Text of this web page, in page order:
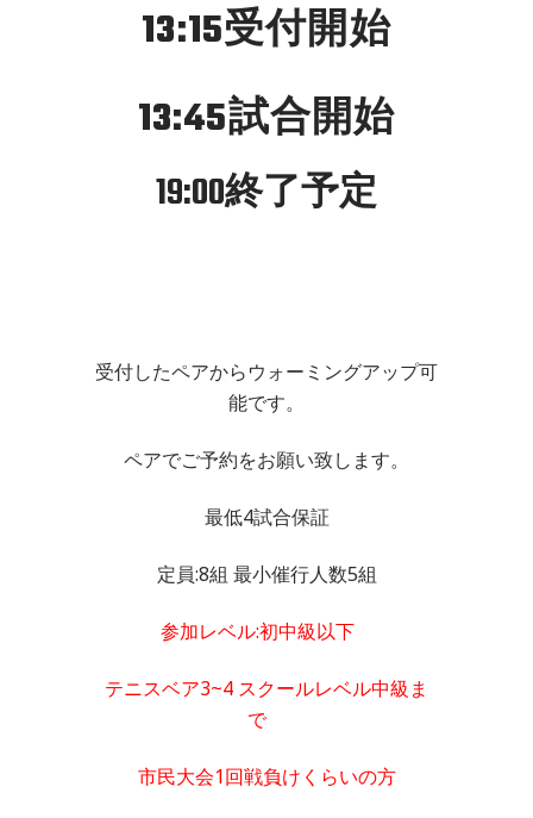
13:15受付開始
13:45試合開始
19:00終了予定
受付したペアからウォーミングアップ可
能です。
ペアでご予約をお願い致します。
最低4試合保証
定員:8組 最小催行人数5組
参加レベル:初中級以下
テニスベア3~4 スクールレベル中級ま
で
市民大会1回戦負けくらいの方